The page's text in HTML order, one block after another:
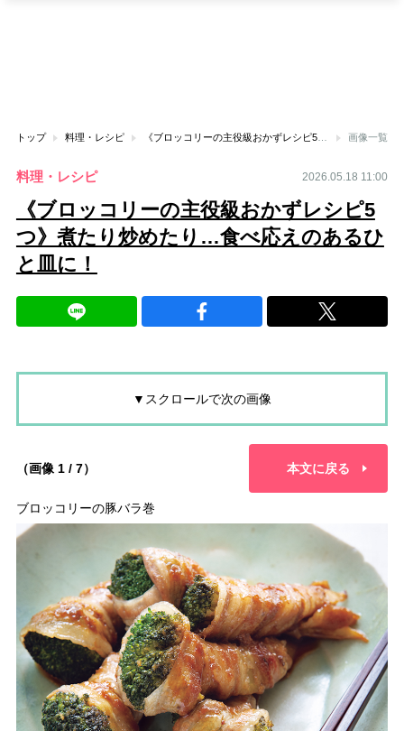
トップ 料理・レシピ 《ブロッコリーの主役級おかずレシピ5つ》煮たり炒めたり…食べ応えのあるひと皿に！ 画像一覧
料理・レシピ 2026.05.18 11:00
《ブロッコリーの主役級おかずレシピ5
つ》煮たり炒めたり…食べ応えのあるひ
と皿に！
▼スクロールで次の画像
（画像 1 / 7） 本文に戻る
ブロッコリーの豚バラ巻